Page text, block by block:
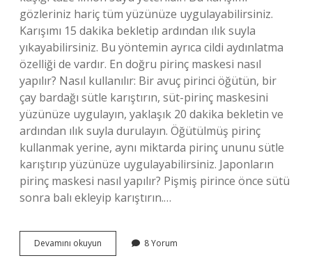
gözleriniz hariç tüm yüzünüze uygulayabilirsiniz.
Karışımı 15 dakika bekletip ardından ılık suyla
yıkayabilirsiniz. Bu yöntemin ayrıca cildi aydınlatma
özelliği de vardır. En doğru pirinç maskesi nasıl
yapılır? Nasıl kullanılır: Bir avuç pirinci öğütün, bir
çay bardağı sütle karıştırın, süt-pirinç maskesini
yüzünüze uygulayın, yaklaşık 20 dakika bekletin ve
ardından ılık suyla durulayın. Öğütülmüş pirinç
kullanmak yerine, aynı miktarda pirinç ununu sütle
karıştırıp yüzünüze uygulayabilirsiniz. Japonların
pirinç maskesi nasıl yapılır? Pişmiş pirince önce sütü
sonra balı ekleyip karıştırın.…
Devamını okuyun
Yüz
8 Yorum